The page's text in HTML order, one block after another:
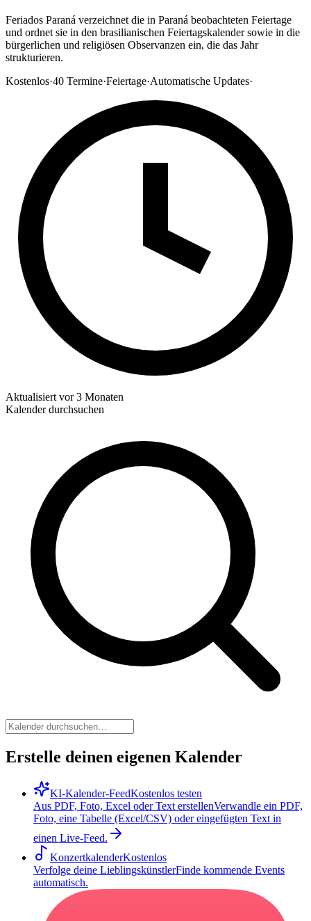
Feriados Paraná verzeichnet die in Paraná beobachteten Feiertage
und ordnet sie in den brasilianischen Feiertagskalender sowie in die
bürgerlichen und religiösen Observanzen ein, die das Jahr
strukturieren.
Kostenlos·40 Termine·Feiertage·Automatische Updates·
Aktualisiert vor 3 Monaten
Kalender durchsuchen
Erstelle deinen eigenen Kalender
KI-Kalender-FeedKostenlos testen
Aus PDF, Foto, Excel oder Text erstellenVerwandle ein PDF,
Foto, eine Tabelle (Excel/CSV) oder eingefügten Text in
einen Live-Feed.
KonzertkalenderKostenlos
Verfolge deine LieblingskünstlerFinde kommende Events
automatisch.